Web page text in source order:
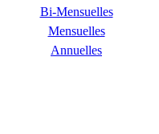
Bi-Mensuelles
Mensuelles
Annuelles